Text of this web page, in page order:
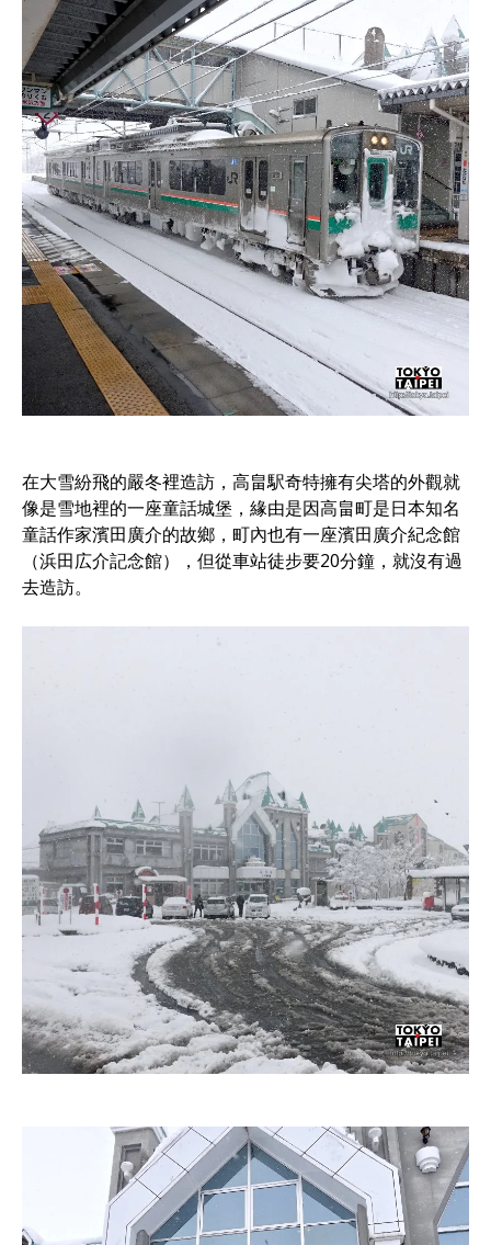
在大雪紛飛的嚴冬裡造訪，高畠駅奇特擁有尖塔的外觀就
像是雪地裡的一座童話城堡，緣由是因高畠町是日本知名
童話作家濱田廣介的故鄉，町內也有一座濱田廣介紀念館
（浜田広介記念館），但從車站徒步要20分鐘，就沒有過
去造訪。